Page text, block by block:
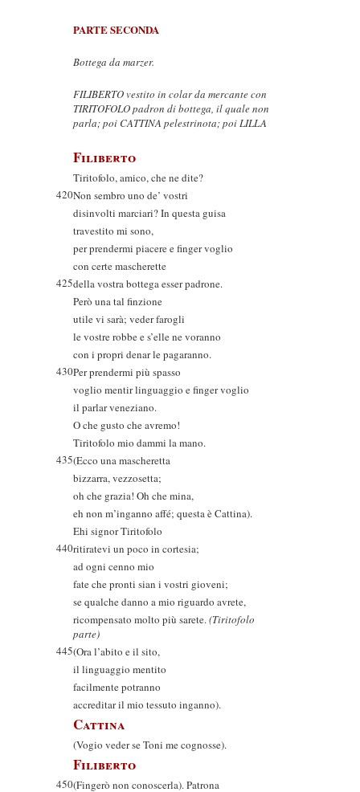
PARTE SECONDA
Bottega da marzer.
FILIBERTO vestito in colar da mercante con
TIRITOFOLO padron di bottega, il quale non
parla; poi CATTINA pelestrinota; poi LILLA
Filiberto
Tiritofolo, amico, che ne dite?
420Non sembro uno de’ vostri
disinvolti marciari? In questa guisa
travestito mi sono,
per prendermi piacere e finger voglio
con certe mascherette
425della vostra bottega esser padrone.
Però una tal finzione
utile vi sarà; veder farogli
le vostre robbe e s’elle ne voranno
con i propri denar le pagaranno.
430Per prendermi più spasso
voglio mentir linguaggio e finger voglio
il parlar veneziano.
O che gusto che avremo!
Tiritofolo mio dammi la mano.
435(Ecco una mascheretta
bizzarra, vezzosetta;
oh che grazia! Oh che mina,
eh non m’inganno affé; questa è Cattina).
Ehi signor Tiritofolo
440ritiratevi un poco in cortesia;
ad ogni cenno mio
fate che pronti sian i vostri gioveni;
se qualche danno a mio riguardo avrete,
ricompensato molto più sarete.(Tiritofolo
parte)
445(Ora l’abito e il sito,
il linguaggio mentito
facilmente potranno
accreditar il mio tessuto inganno).
Cattina
(Vogio veder se Toni me cognosse).
Filiberto
450(Fingerò non conoscerla). Patrona